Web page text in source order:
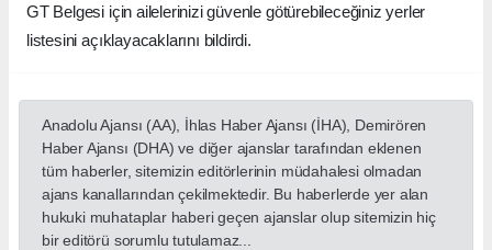
GT Belgesi için ailelerinizi güvenle götürebileceğiniz yerler
listesini açıklayacaklarını bildirdi.
Anadolu Ajansı (AA), İhlas Haber Ajansı (İHA), Demirören
Haber Ajansı (DHA) ve diğer ajanslar tarafından eklenen
tüm haberler, sitemizin editörlerinin müdahalesi olmadan
ajans kanallarından çekilmektedir. Bu haberlerde yer alan
hukuki muhataplar haberi geçen ajanslar olup sitemizin hiç
bir editörü sorumlu tutulamaz...